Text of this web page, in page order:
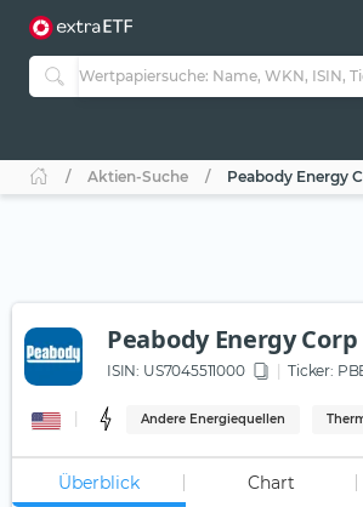
Aktien-Suche Peabody Energy
Peabody Energy Corp
ISIN: US7045511000 Ticker:
Andere Energiequellen
Überblick Chart